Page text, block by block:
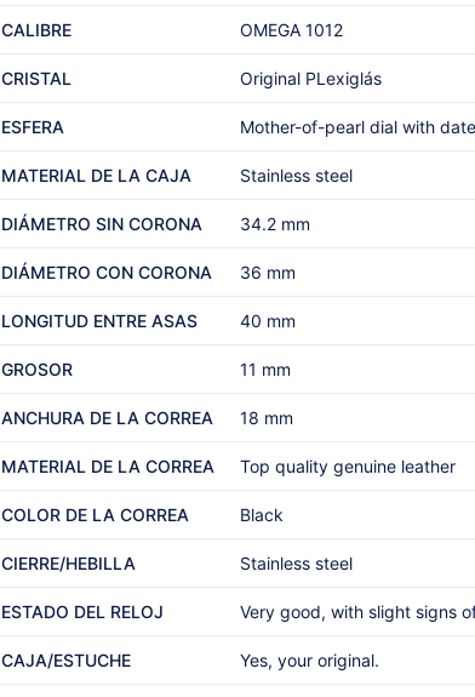
CALIBRE OMEGA 1012
CRISTAL Original PLexiglás‎ ‎
ESFERA Mother-of-pearl dial with
MATERIAL DE LA CAJA Stainless steel‎ ‎
DIÁMETRO SIN CORONA 34.2 mm‎ ‎
DIÁMETRO CON CORONA 36 mm
LONGITUD ENTRE ASAS 40 mm‎ ‎ ‎
GROSOR 11 mm
ANCHURA DE LA CORREA 18 mm‎ ‎ ‎
MATERIAL DE LA CORREA Top quality genuine leather‎ ‎
COLOR DE LA CORREA Black‎
CIERRE/HEBILLA Stainless steel‎ ‎
ESTADO DEL RELOJ Very good, with slight signs
CAJA/ESTUCHE Yes, your original.‎ ‎